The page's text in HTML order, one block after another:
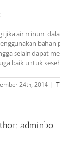
jika air minum
bahan
selain dapat
baik untuk
24th, 2014 |
adminbo